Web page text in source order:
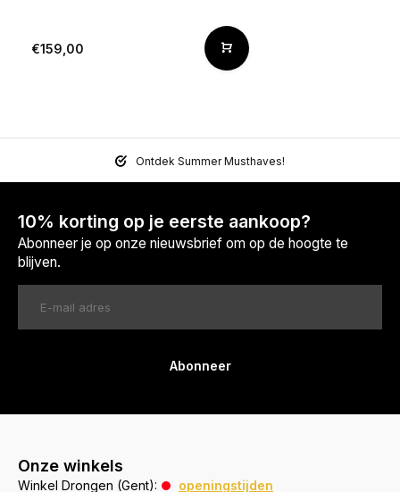
€159,00
Ontdek Summer Musthaves!
10% korting op je eerste aankoop?
Abonneer je op onze nieuwsbrief om op de hoogte te
blijven.
Abonneer
Onze winkels
Winkel Drongen (Gent):
openingstijden